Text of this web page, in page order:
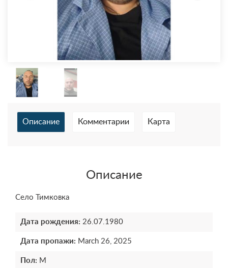
Описание Комментарии Карта
Описание
Село Тимковка
Дата рождения: 26.07.1980
Дата пропажи: March 26, 2025
Пол: М